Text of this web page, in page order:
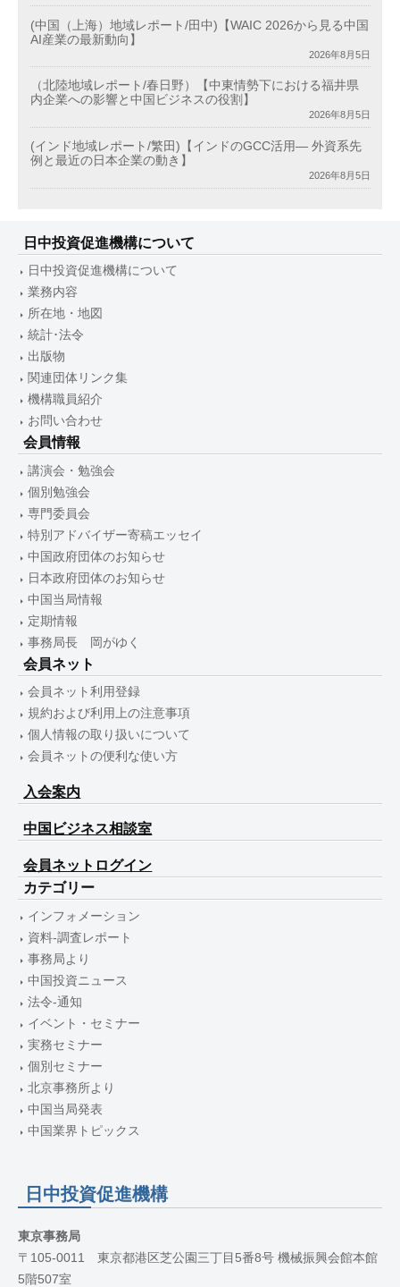
(中国（上海）地域レポート/田中)【WAIC 2026から見る中国
AI産業の最新動向】
2026年8月5日
（北陸地域レポート/春日野）【中東情勢下における福井県
内企業への影響と中国ビジネスの役割】
2026年8月5日
(インド地域レポート/繁田)【インドのGCC活用― 外資系先
例と最近の日本企業の動き】
2026年8月5日
日中投資促進機構について
日中投資促進機構について
業務内容
所在地・地図
統計･法令
出版物
関連団体リンク集
機構職員紹介
お問い合わせ
会員情報
講演会・勉強会
個別勉強会
専門委員会
特別アドバイザー寄稿エッセイ
中国政府団体のお知らせ
日本政府団体のお知らせ
中国当局情報
定期情報
事務局長 岡がゆく
会員ネット
会員ネット利用登録
規約および利用上の注意事項
個人情報の取り扱いについて
会員ネットの便利な使い方
入会案内
中国ビジネス相談室
会員ネットログイン
カテゴリー
インフォメーション
資料-調査レポート
事務局より
中国投資ニュース
法令-通知
イベント・セミナー
実務セミナー
個別セミナー
北京事務所より
中国当局発表
中国業界トピックス
日中投資促進機構
東京事務局
〒105-0011 東京都港区芝公園三丁目5番8号 機械振興会館本館
5階507室